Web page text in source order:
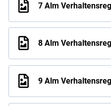
7 Alm
8 Alm
9 Alm